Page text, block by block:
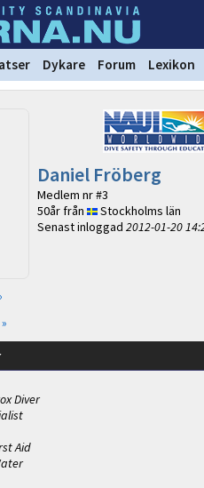
Dykare Forum Lexikon
Daniel Fröberg
Medlem nr #3
50år från
Stockholms län
Senast inloggad2012-01-20
Diver
Aid